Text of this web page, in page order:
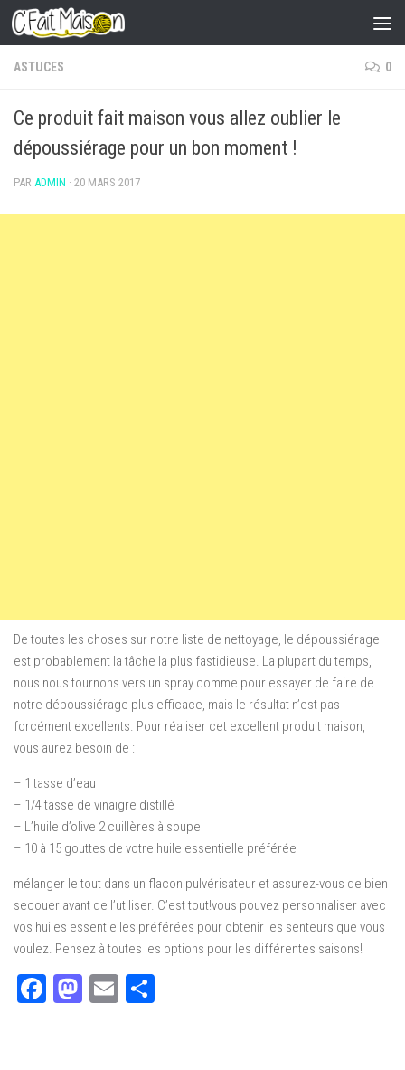
Skip to content
ASTUCES 0
Ce produit fait maison vous allez oublier le
dépoussiérage pour un bon moment !
PAR ADMIN · 20 MARS 2017
De toutes les choses sur notre liste de nettoyage, le dépoussiérage
est probablement la tâche la plus fastidieuse. La plupart du temps,
nous nous tournons vers un spray comme pour essayer de faire de
notre dépoussiérage plus efficace, mais le résultat n’est pas
forcément excellents. Pour réaliser cet excellent produit maison,
vous aurez besoin de :
– 1 tasse d’eau
– 1/4 tasse de vinaigre distillé
– L’huile d’olive 2 cuillères à soupe
– 10 à 15 gouttes de votre huile essentielle préférée
mélanger le tout dans un flacon pulvérisateur et assurez-vous de bien
secouer avant de l’utiliser. C’est tout!vous pouvez personnaliser avec
vos huiles essentielles préférées pour obtenir les senteurs que vous
voulez. Pensez à toutes les options pour les différentes saisons!
Facebook
Mastodon
Email